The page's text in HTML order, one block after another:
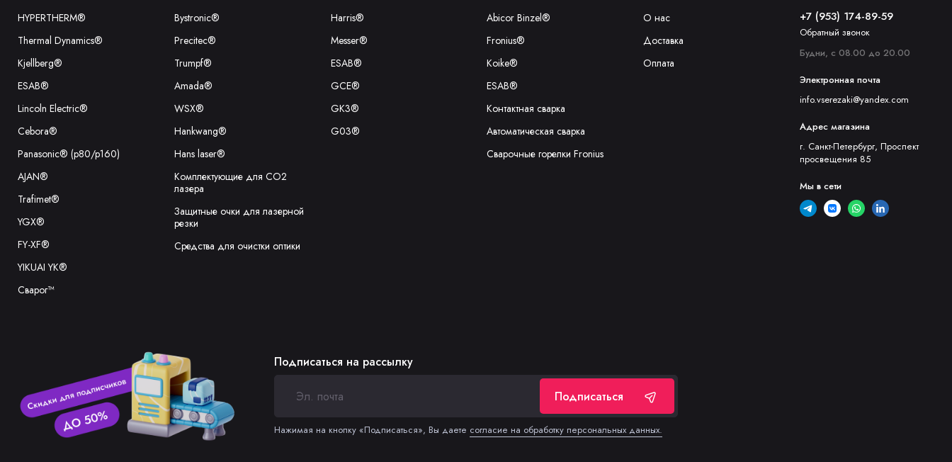
HYPERTHERM®
Thermal Dynamics®
Kjellberg®
ESAB®
Lincoln Electric®
Cebora®
Panasonic® (p80/p160)
AJAN®
Trafimet®
YGX®
FY-XF®
YIKUAI YK®
Сварог™
Bystronic®
Precitec®
Trumpf®
Amada®
WSX®
Hankwang®
Hans laser®
Комплектующие для CO2
лазера
Защитные очки для лазерной
резки
Средства для очистки оптики
Harris®
Messer®
ESAB®
GCE®
GK3®
G03®
Abicor Binzel®
Fronius®
Koike®
ESAB®
Контактная сварка
Автоматическая сварка
Сварочные горелки Fronius
О нас
Доставка
Оплата
+7 (953) 174-89-59
Обратный звонок
Будни, с 08.00 до 20.00
Электронная почта
info.vserezaki@yandex.com
Адрес магазина
г. Санкт-Петербург, Проспект
просвещения 85
Мы в сети
Подписаться на рассылку
Подписаться
Нажимая на кнопку «Подписаться», Вы даете согласие на обработку персональных данных.